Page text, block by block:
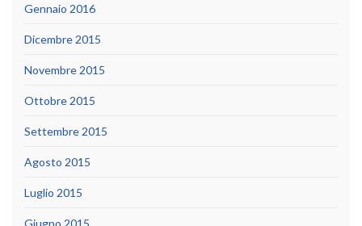
Gennaio 2016
Dicembre 2015
Novembre 2015
Ottobre 2015
Settembre 2015
Agosto 2015
Luglio 2015
Giugno 2015